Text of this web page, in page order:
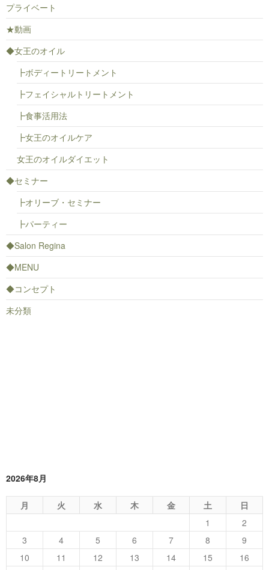
プライベート
★動画
◆女王のオイル
┣ボディートリートメント
┣フェイシャルトリートメント
┣食事活用法
┣女王のオイルケア
女王のオイルダイエット
◆セミナー
┣オリーブ・セミナー
┣パーティー
◆Salon Regina
◆MENU
◆コンセプト
未分類
2026年8月
月 火 水 木 金 土
日
1
2
3
4 5 6 7 8
9
10
11 12 13 14 15
16